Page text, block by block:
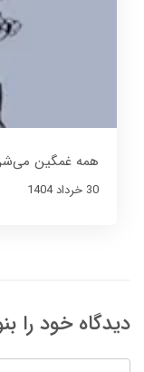
همه غمگین
30 خرداد 1404
دیدگاه خود را